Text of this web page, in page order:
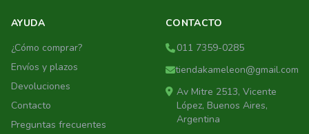
AYUDA
¿Cómo comprar?
Envíos y plazos
Devoluciones
Contacto
Preguntas frecuentes
CONTACTO
011 7359-0285
tiendakameleon@gmail.com
Av Mitre 2513, Vicente
López, Buenos Aires,
Argentina